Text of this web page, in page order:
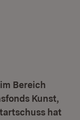
Bereich
Kunst,
hat